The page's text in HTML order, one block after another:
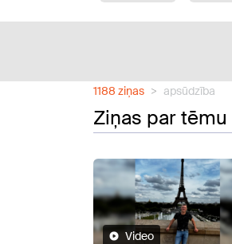
1188 ziņas apsūdzība
Ziņas par tēmu
Video